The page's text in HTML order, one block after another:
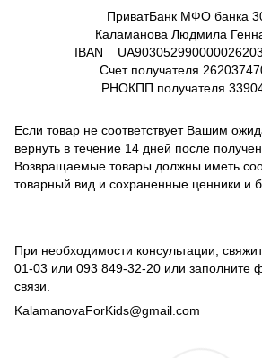
ПриватБанк МФО банка
Каламанова Людмила
IBAN
Счет получателя
РНОКПП получателя
Если товар не соответствует Вашим
вернуть в течение 14 дней после
Возвращаемые товары должны иметь
товарный вид и сохраненные ценники и
При необходимости консультации,
01-03 или 093 849-32-20 или заполните
связи.
KalamanovaForKids@gmail.com